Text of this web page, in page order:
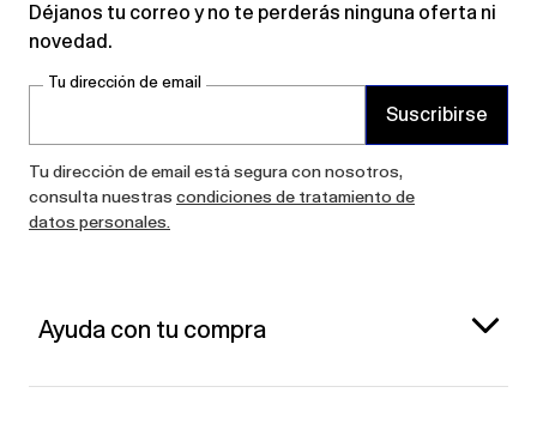
Déjanos tu correo y no te perderás ninguna oferta ni
novedad.
Tu dirección de email
Suscribirse
Tu dirección de email está segura con nosotros,
consulta nuestras condiciones de tratamiento de
datos personales.
Ayuda con tu compra